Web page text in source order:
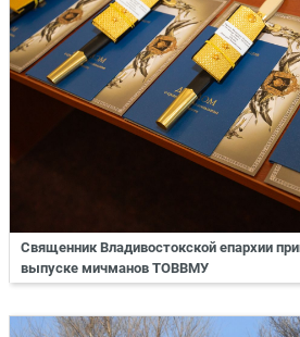
Священник Владивостокской епархии
выпуске мичманов ТОВВМУ